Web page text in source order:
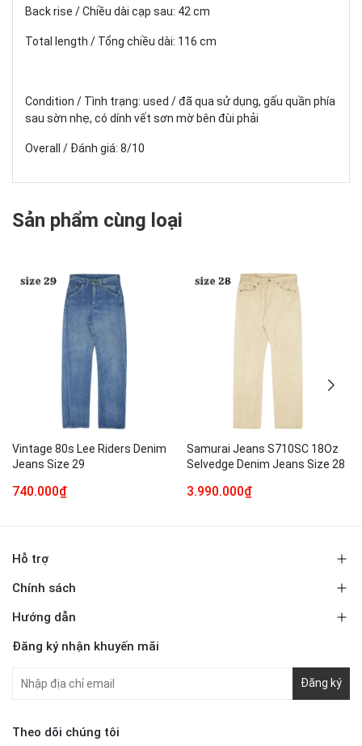
Back rise / Chiều dài cạp sau: 42 cm
Total length / Tổng chiều dài: 116 cm
Condition / Tình trạng: used / đã qua sử dụng, gấu quần phía
sau sờn nhẹ, có dính vết sơn mờ bên đùi phải
Overall / Đánh giá: 8/10
Sản phẩm cùng loại
Vintage 80s Lee Riders Denim
Jeans Size 29
740.000₫
Samurai Jeans S710SC 18Oz
Selvedge Denim Jeans Size 28
3.990.000₫
Hỗ trợ
Chính sách
Hướng dẫn
Đăng ký nhận khuyến mãi
Đăng ký
Theo dõi chúng tôi